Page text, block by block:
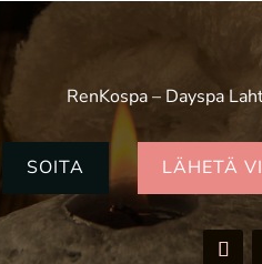
RenKospa – Dayspa
SOITA LÄHETÄ